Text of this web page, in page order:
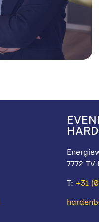
7772
T: +31